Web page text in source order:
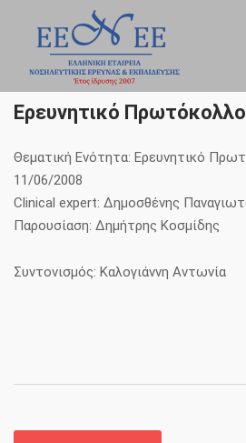
Ερευνητικό Πρωτόκολλο
Θεματική Ενότητα: Ερευνητικό
11/06/2008
Clinical expert: Δημοσθένης
Παρουσίαση: Δημήτρης Κοσμίδης
Συντονισμός: Καλογιάννη Αντωνία